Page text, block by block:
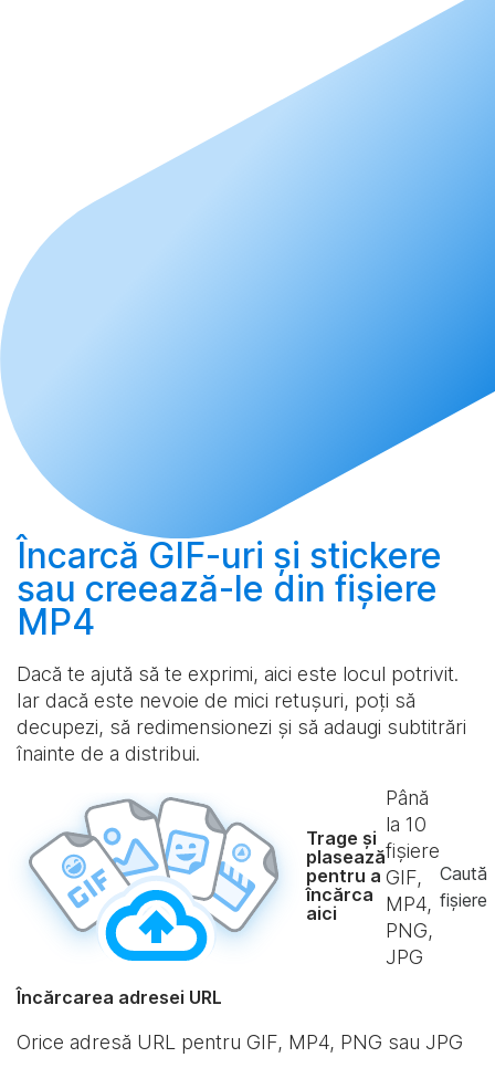
Încarcă GIF-uri și stickere
sau creează-le din fișiere
MP4
Dacă te ajută să te exprimi, aici este locul potrivit.
Iar dacă este nevoie de mici retușuri, poți să
decupezi, să redimensionezi și să adaugi subtitrări
înainte de a distribui.
Trage și
plasează
pentru a
încărca
aici
Până
la 10
fișiere
GIF,
MP4,
PNG,
JPG
Caută
fișiere
Încărcarea adresei URL
Orice adresă URL pentru GIF, MP4, PNG sau JPG